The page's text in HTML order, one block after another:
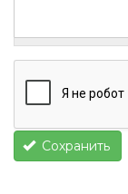
Сохранить